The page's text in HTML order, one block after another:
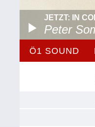
JETZT: IN
Peter
Ö1 SOUND